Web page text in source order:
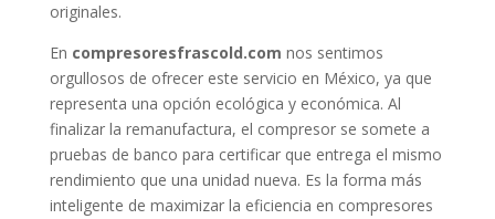
originales.
En compresoresfrascold.com nos sentimos
orgullosos de ofrecer este servicio en México, ya que
representa una opción ecológica y económica. Al
finalizar la remanufactura, el compresor se somete a
pruebas de banco para certificar que entrega el mismo
rendimiento que una unidad nueva. Es la forma más
inteligente de maximizar la eficiencia en compresores